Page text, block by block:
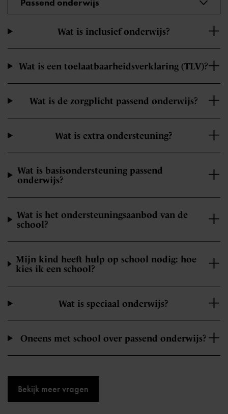
Passend onderwijs
Wat is inclusief onderwijs?
Wat is een toelaatbaarheidsverklaring (TLV)?
Wat is de zorgplicht passend onderwijs?
Wat is extra ondersteuning?
Wat is basisondersteuning passend
onderwijs?
Wat is het ondersteuningsaanbod van de
school?
Mijn kind heeft hulp op school nodig: hoe
kies ik een school?
Wat is speciaal onderwijs?
Oneens met school over passend onderwijs?
Bekijk meer vragen